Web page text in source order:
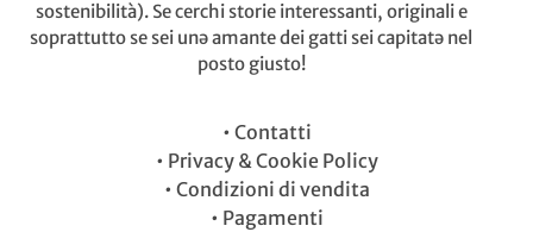
sostenibilità). Se cerchi storie interessanti, originali e
soprattutto se sei unə amante dei gatti sei capitatə nel
posto giusto!
• Contatti
• Privacy & Cookie Policy
• Condizioni di vendita
• Pagamenti